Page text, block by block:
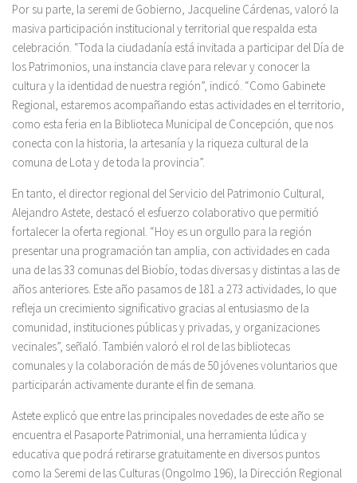
Por su parte, la seremi de Gobierno, Jacqueline Cárdenas, valoró la
masiva participación institucional y territorial que respalda esta
celebración. “Toda la ciudadanía está invitada a participar del Día de
los Patrimonios, una instancia clave para relevar y conocer la
cultura y la identidad de nuestra región”, indicó. “Como Gabinete
Regional, estaremos acompañando estas actividades en el territorio,
como esta feria en la Biblioteca Municipal de Concepción, que nos
conecta con la historia, la artesanía y la riqueza cultural de la
comuna de Lota y de toda la provincia”.
En tanto, el director regional del Servicio del Patrimonio Cultural,
Alejandro Astete, destacó el esfuerzo colaborativo que permitió
fortalecer la oferta regional. “Hoy es un orgullo para la región
presentar una programación tan amplia, con actividades en cada
una de las 33 comunas del Biobío, todas diversas y distintas a las de
años anteriores. Este año pasamos de 181 a 273 actividades, lo que
refleja un crecimiento significativo gracias al entusiasmo de la
comunidad, instituciones públicas y privadas, y organizaciones
vecinales”, señaló. También valoró el rol de las bibliotecas
comunales y la colaboración de más de 50 jóvenes voluntarios que
participarán activamente durante el fin de semana.
Astete explicó que entre las principales novedades de este año se
encuentra el Pasaporte Patrimonial, una herramienta lúdica y
educativa que podrá retirarse gratuitamente en diversos puntos
como la Seremi de las Culturas (Ongolmo 196), la Dirección Regional